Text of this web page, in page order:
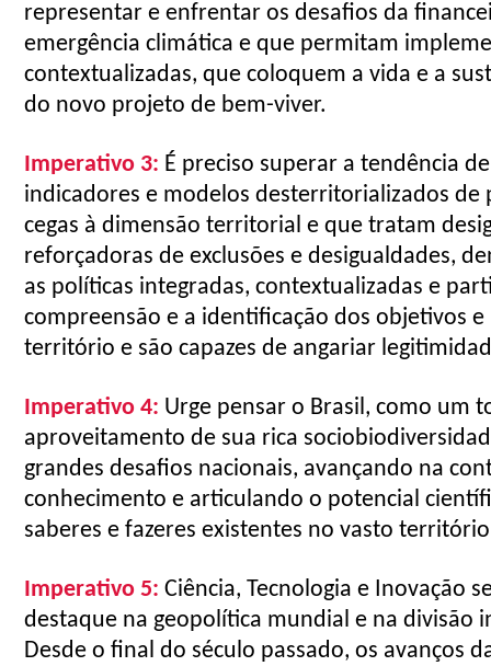
representar e enfrentar os desafios da
emergência climática e que permitam
contextualizadas, que coloquem a vida e a
do novo projeto de bem-viver.
Imperativo 3: É preciso superar a tendência
indicadores e modelos desterritorializados de
cegas à dimensão territorial e que tratam
reforçadoras de exclusões e desigualdades,
as políticas integradas, contextualizadas e
compreensão e a identificação dos objetivos
território e são capazes de angariar
Imperativo 4: Urge pensar o Brasil, como um
aproveitamento de sua rica
grandes desafios nacionais, avançando na
conhecimento e articulando o potencial
saberes e fazeres existentes no vasto
Imperativo 5: Ciência, Tecnologia e Inovação
destaque na geopolítica mundial e na divisão
Desde o final do século passado, os avanços